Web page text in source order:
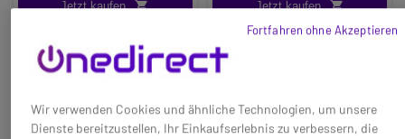
Karte für flexible
Kommunikation
intelligentes Tischtelefon mit
LTE-Konnektivität und Nano-
Jetzt kaufen Jetzt kaufen
Wir verwenden Cookies und ähnliche Technologien, um unsere
Dienste bereitzustellen, Ihr Einkaufserlebnis zu verbessern, die
Fortfahren ohne Akzeptieren